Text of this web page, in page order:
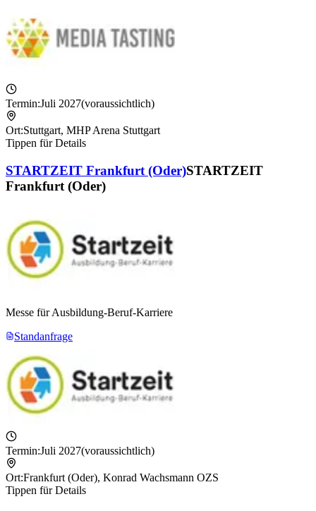
Termin:Juli 2027(voraussichtlich)
Ort:Stuttgart, MHP Arena Stuttgart
Tippen für Details
STARTZEIT Frankfurt (Oder)STARTZEIT
Frankfurt (Oder)
Messe für Ausbildung-Beruf-Karriere
Standanfrage
Termin:Juli 2027(voraussichtlich)
Ort:Frankfurt (Oder), Konrad Wachsmann OZS
Tippen für Details